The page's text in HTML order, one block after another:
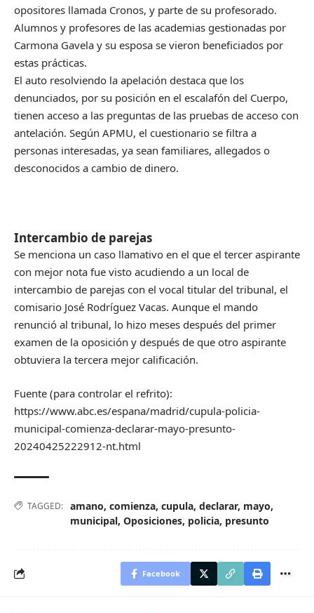
opositores llamada Cronos, y parte de su profesorado.
Alumnos y profesores de las academias gestionadas por
Carmona Gavela y su esposa se vieron beneficiados por
estas prácticas.
El auto resolviendo la apelación destaca que los
denunciados, por su posición en el escalafón del Cuerpo,
tienen acceso a las preguntas de las pruebas de acceso con
antelación. Según APMU, el cuestionario se filtra a
personas interesadas, ya sean familiares, allegados o
desconocidos a cambio de dinero.
Intercambio de parejas
Se menciona un caso llamativo en el que el tercer aspirante
con mejor nota fue visto acudiendo a un local de
intercambio de parejas con el vocal titular del tribunal, el
comisario José Rodríguez Vacas. Aunque el mando
renunció al tribunal, lo hizo meses después del primer
examen de la oposición y después de que otro aspirante
obtuviera la tercera mejor calificación.
Fuente (para controlar el refrito):
https://www.abc.es/espana/madrid/cupula-policia-
municipal-comienza-declarar-mayo-presunto-
20240425222912-nt.html
TAGGED: amano, comienza, cupula, declarar, mayo,
municipal, Oposiciones, policia, presunto
Facebook